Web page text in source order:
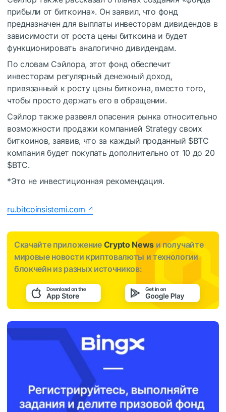
прибыли от биткоина». Он заявил, что фонд
предназначен для выплаты инвесторам дивидендов в
зависимости от роста цены биткоина и будет
функционировать аналогично дивидендам.
По словам Сэйлора, этот фонд обеспечит
инвесторам регулярный денежный доход,
привязанный к росту цены биткоина, вместо того,
чтобы просто держать его в обращении.
Сэйлор также развеял опасения рынка относительно
возможности продажи компанией Strategy своих
биткоинов, заявив, что за каждый проданный $BTC
компания будет покупать дополнительно от 10 до 20
$BTC.
*Это не инвестиционная рекомендация.
ru.bitcoinsistemi.com
Скачайте приложение Crypto News и получайте
мировые новости криптовалюты и технологии
блокчейн из разных источников: